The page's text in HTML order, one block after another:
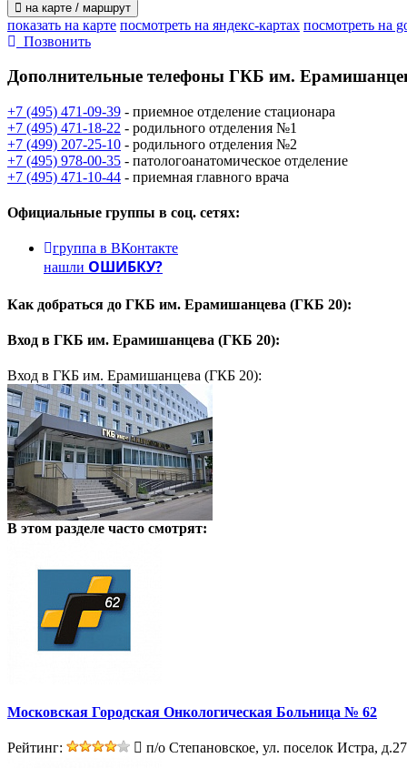
на карте / маршрут
показать на карте посмотреть на яндекс-картах посмотреть на
Позвонить
Дополнительные телефоны ГКБ им.
+7 (495) 471-09-39 - приемное отделение стационара
+7 (495) 471-18-22 - родильного отделения №1
+7 (499) 207-25-10 - родильного отделения №2
+7 (495) 978-00-35 - патологоанатомическое отделение
+7 (495) 471-10-44 - приемная главного врача
Официальные группы в соц. сетях:
группа в ВКонтакте
нашли ОШИБКУ?
Как добраться до ГКБ им. Ерамишанцева (ГКБ 20):
Вход в ГКБ им. Ерамишанцева (ГКБ 20):
Вход в ГКБ им. Ерамишанцева (ГКБ 20):
В этом разделе часто смотрят:
Московская Городская Онкологическая Больница № 62
Рейтинг: п/о Степановское, ул. поселок Истра, д.27